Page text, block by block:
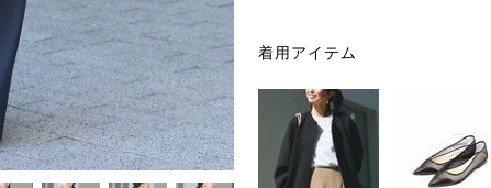
着用アイテム